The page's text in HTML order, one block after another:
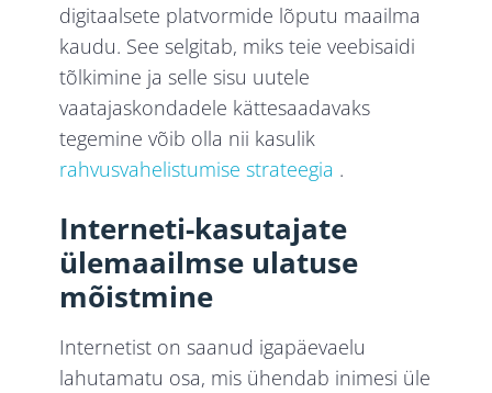
digitaalsete platvormide lõputu maailma
kaudu. See selgitab, miks teie veebisaidi
tõlkimine ja selle sisu uutele
vaatajaskondadele kättesaadavaks
tegemine võib olla nii kasulik
rahvusvahelistumise strateegia .
Interneti-kasutajate
ülemaailmse ulatuse
mõistmine
Internetist on saanud igapäevaelu
lahutamatu osa, mis ühendab inimesi üle